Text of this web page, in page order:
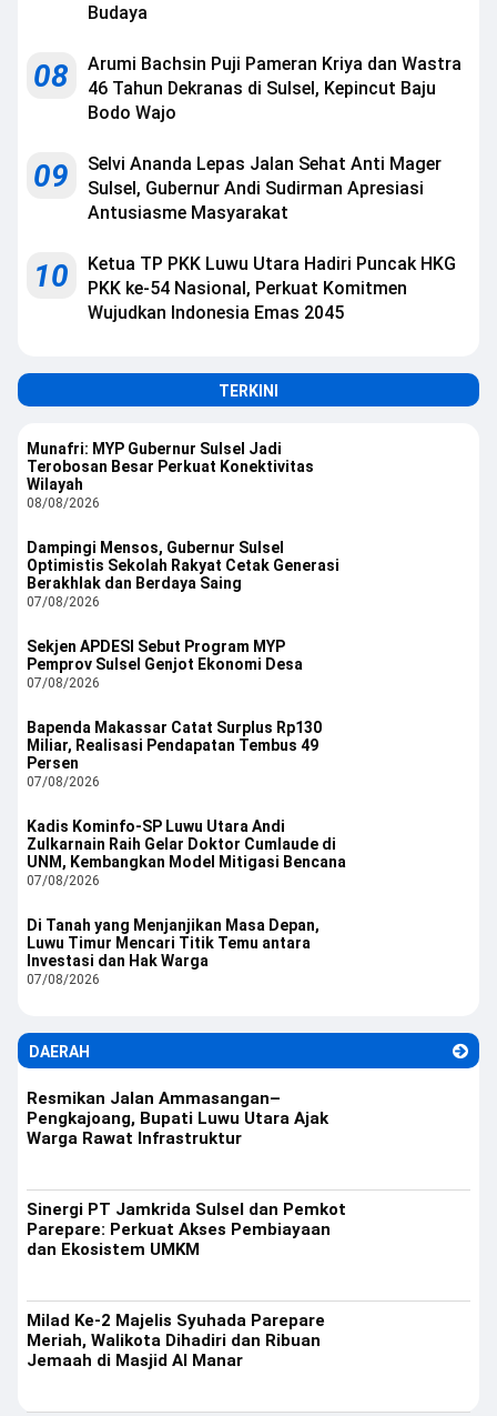
Budaya
08
Arumi Bachsin Puji Pameran Kriya dan Wastra
46 Tahun Dekranas di Sulsel, Kepincut Baju
Bodo Wajo
09
Selvi Ananda Lepas Jalan Sehat Anti Mager
Sulsel, Gubernur Andi Sudirman Apresiasi
Antusiasme Masyarakat
10
Ketua TP PKK Luwu Utara Hadiri Puncak HKG
PKK ke-54 Nasional, Perkuat Komitmen
Wujudkan Indonesia Emas 2045
TERKINI
Munafri: MYP Gubernur Sulsel Jadi
Terobosan Besar Perkuat Konektivitas
Wilayah
08/08/2026
Dampingi Mensos, Gubernur Sulsel
Optimistis Sekolah Rakyat Cetak Generasi
Berakhlak dan Berdaya Saing
07/08/2026
Sekjen APDESI Sebut Program MYP
Pemprov Sulsel Genjot Ekonomi Desa
07/08/2026
Bapenda Makassar Catat Surplus Rp130
Miliar, Realisasi Pendapatan Tembus 49
Persen
07/08/2026
Kadis Kominfo-SP Luwu Utara Andi
Zulkarnain Raih Gelar Doktor Cumlaude di
UNM, Kembangkan Model Mitigasi Bencana
07/08/2026
Di Tanah yang Menjanjikan Masa Depan,
Luwu Timur Mencari Titik Temu antara
Investasi dan Hak Warga
07/08/2026
DAERAH
Resmikan Jalan Ammasangan–
Pengkajoang, Bupati Luwu Utara Ajak
Warga Rawat Infrastruktur
Sinergi PT Jamkrida Sulsel dan Pemkot
Parepare: Perkuat Akses Pembiayaan
dan Ekosistem UMKM
Milad Ke-2 Majelis Syuhada Parepare
Meriah, Walikota Dihadiri dan Ribuan
Jemaah di Masjid Al Manar